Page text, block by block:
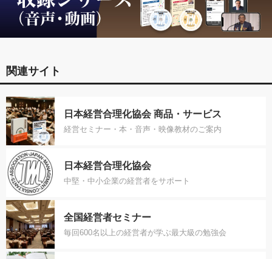
関連サイト
日本経営合理化協会 商品・サービス
経営セミナー・本・音声・映像教材のご案内
日本経営合理化協会
中堅・中小企業の経営者をサポート
全国経営者セミナー
毎回600名以上の経営者が学ぶ最大級の勉強会